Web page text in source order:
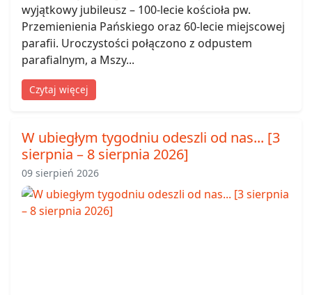
wyjątkowy jubileusz – 100-lecie kościoła pw.
Przemienienia Pańskiego oraz 60-lecie miejscowej
parafii. Uroczystości połączono z odpustem
parafialnym, a Mszy...
Czytaj więcej
W ubiegłym tygodniu odeszli od nas... [3
sierpnia – 8 sierpnia 2026]
09 sierpień 2026